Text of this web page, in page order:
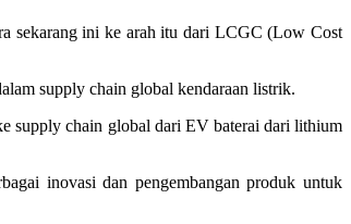
sekarang ini ke arah itu dari LCGC (Low Cost
supply chain global kendaraan listrik.
supply chain global dari EV baterai dari lithium
inovasi dan pengembangan produk untuk